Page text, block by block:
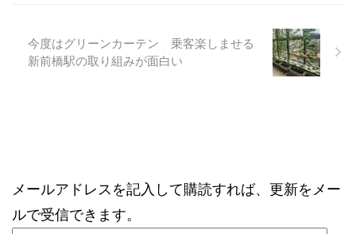
今度はグリーンカーテン 乗客楽しませる
新前橋駅の取り組みが面白い
メールアドレスを記入して購読すれば、更新をメー
ルで受信できます。